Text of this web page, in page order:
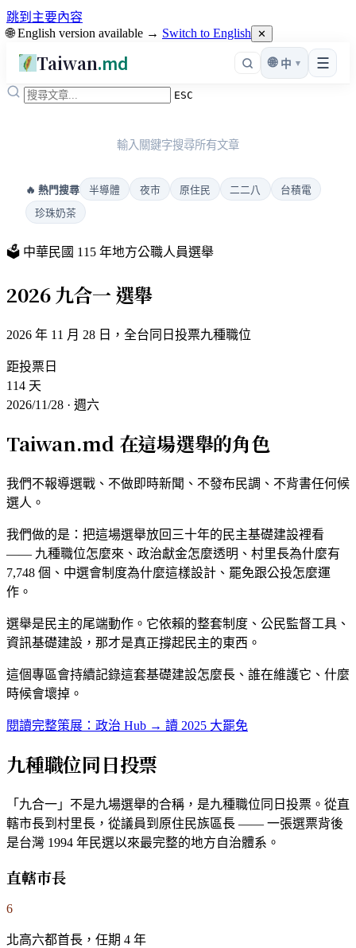
跳到主要內容
🌐 English version available → Switch to English ✕
Taiwan.md ☰
🌐 中 ▾
ESC
輸入關鍵字搜尋所有文章
🔥 熱門搜尋 半導體 夜市 原住民 二二八
台積電
珍珠奶茶
🗳️ 中華民國 115 年地方公職人員選舉
2026 九合一選舉
2026 年 11 月 28 日，全台同日投票九種職位
距投票日
114 天
2026/11/28 · 週六
Taiwan.md 在這場選舉的角色
我們不報導選戰、不做即時新聞、不發布民調、不背書任何候
選人。
我們做的是：把這場選舉放回三十年的民主基礎建設裡看
—— 九種職位怎麼來、政治獻金怎麼透明、村里長為什麼有
7,748 個、中選會制度為什麼這樣設計、罷免跟公投怎麼運
作。
選舉是民主的尾端動作。它依賴的整套制度、公民監督工具、
資訊基礎建設，那才是真正撐起民主的東西。
這個專區會持續記錄這套基礎建設怎麼長、誰在維護它、什麼
時候會壞掉。
閱讀完整策展：政治 Hub → 讀 2025 大罷免
九種職位同日投票
「九合一」不是九場選舉的合稱，是九種職位同日投票。從直
轄市長到村里長，從議員到原住民族區長 —— 一張選票背後
是台灣 1994 年民選以來最完整的地方自治體系。
直轄市長
6
北高六都首長，任期 4 年